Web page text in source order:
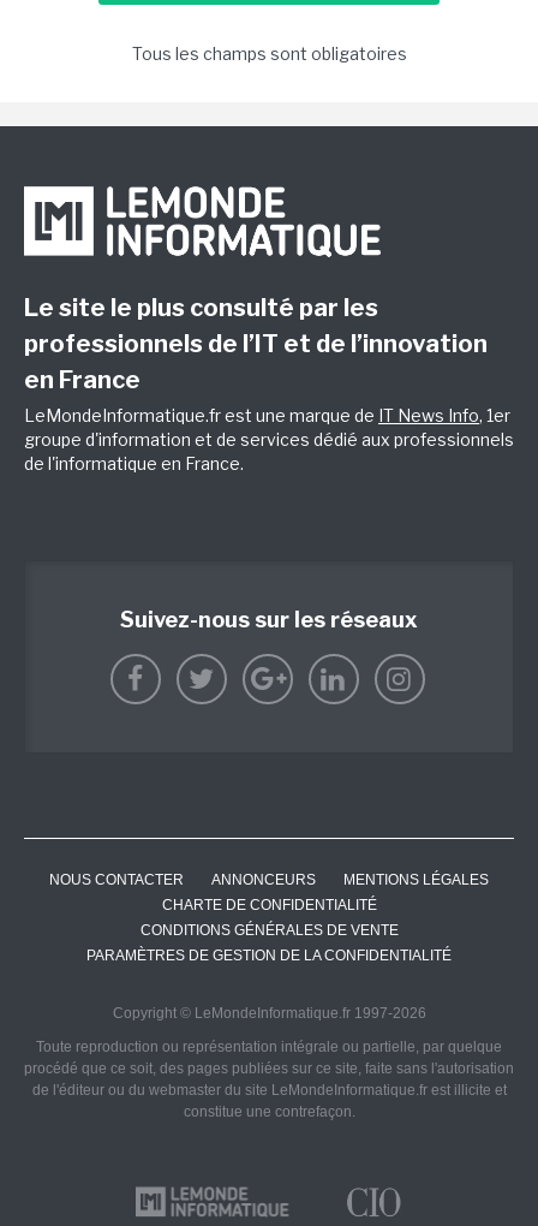
Tous les champs sont obligatoires
Le site le plus consulté par les
professionnels de l’IT et de l’innovation
en France
LeMondeInformatique.fr est une marque de IT News Info, 1er
groupe d'information et de services dédié aux professionnels
de l'informatique en France.
Suivez-nous sur les réseaux
NOUS CONTACTER ANNONCEURS
MENTIONS LÉGALES
CHARTE DE CONFIDENTIALITÉ
CONDITIONS GÉNÉRALES DE VENTE
PARAMÈTRES DE GESTION DE LA CONFIDENTIALITÉ
Copyright © LeMondeInformatique.fr 1997-2026
Toute reproduction ou représentation intégrale ou partielle, par quelque
procédé que ce soit, des pages publiées sur ce site, faite sans l'autorisation
de l'éditeur ou du webmaster du site LeMondeInformatique.fr est illicite et
constitue une contrefaçon.